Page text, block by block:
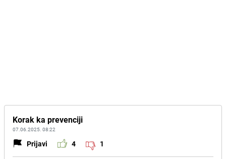
Korak ka prevenciji
07.06.2025. 08:22
Prijavi 4 1